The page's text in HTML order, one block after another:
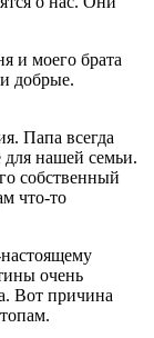
и моего брата
добрые.
Папа всегда
нашей семьи.
собственный
что-то
очень
Вот причина